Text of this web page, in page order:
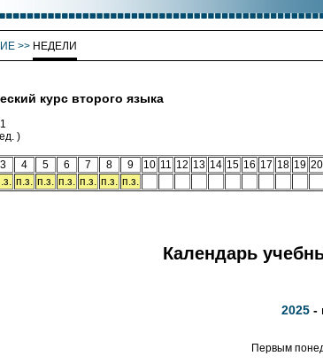
>> НЕДЕЛИ
курс второго языка
)
3 4 5 6 7 8 9 10 11 12 13 14 15 16 17 18 19 20
п.з. п.з. п.з. п.з. п.з. п.з.
Календарь
2025-
Первым